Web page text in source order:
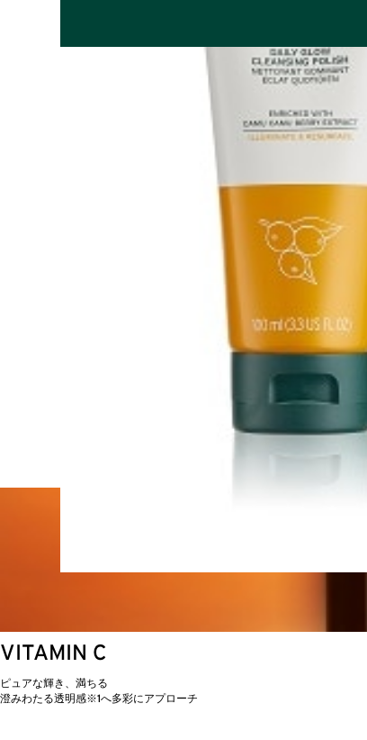
LINEで
※こちらの商品は商品割引用プロモーションコード対象外です
微粒子スクラブのパーライト、ツヤを与えるホホバエステル
デイリーケアの洗顔で不要な角質をやさしく取り除き、輝く
・VC グロウ モイスチャージェルクリーム 20mL
VITAMIN C
ピュアな輝き、満ちる
澄みわたる透明感※1へ多彩にアプローチ